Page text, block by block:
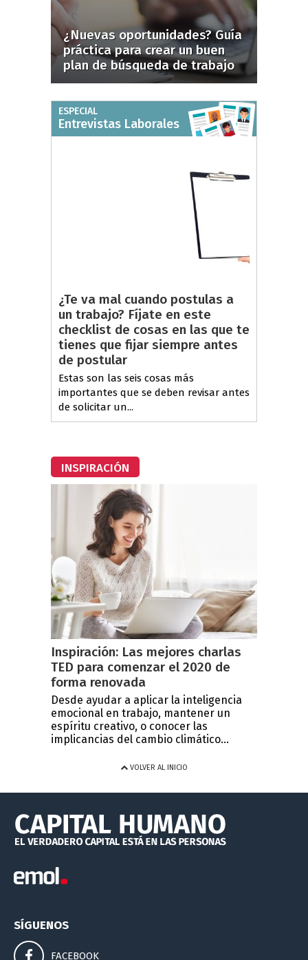
¿Nuevas oportunidades? Guía
práctica para crear un buen
plan de búsqueda de trabajo
ESPECIAL
Entrevistas Laborales
¿Te va mal cuando postulas a
un trabajo? Fíjate en este
checklist de cosas en las que te
tienes que fijar siempre antes
de postular
Estas son las seis cosas más
importantes que se deben revisar antes
de solicitar un...
INSPIRACIÓN
Inspiración: Las mejores charlas
TED para comenzar el 2020 de
forma renovada
Desde ayudar a aplicar la inteligencia
emocional en trabajo, mantener un
espíritu creativo, o conocer las
implicancias del cambio climático...
VOLVER AL INICIO
SÍGUENOS
FACEBOOK